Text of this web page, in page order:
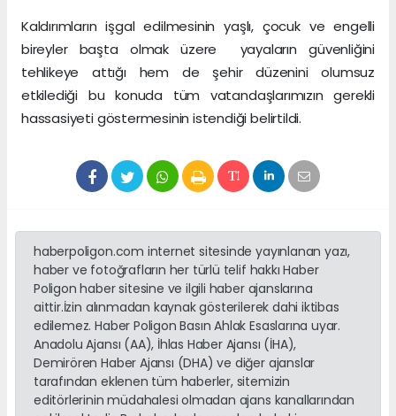
Kaldırımların işgal edilmesinin yaşlı, çocuk ve engelli
bireyler başta olmak üzere yayaların güvenliğini
tehlikeye attığı hem de şehir düzenini olumsuz
etkilediği bu konuda tüm vatandaşlarımızın gerekli
hassasiyeti göstermesinin istendiği belirtildi.
haberpoligon.com internet sitesinde yayınlanan yazı,
haber ve fotoğrafların her türlü telif hakkı Haber
Poligon haber sitesine ve ilgili haber ajanslarına
aittir.İzin alınmadan kaynak gösterilerek dahi iktibas
edilemez. Haber Poligon Basın Ahlak Esaslarına uyar.
Anadolu Ajansı (AA), İhlas Haber Ajansı (İHA),
Demirören Haber Ajansı (DHA) ve diğer ajanslar
tarafından eklenen tüm haberler, sitemizin
editörlerinin müdahalesi olmadan ajans kanallarından